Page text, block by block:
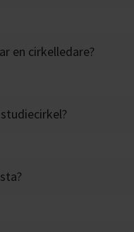
en cirkelledare?